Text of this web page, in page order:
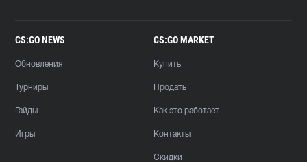
CS:GO NEWS
Обновления
Турниры
Гайды
Игры
CS:GO MARKET
Купить
Продать
Как это работает
Контакты
Скидки